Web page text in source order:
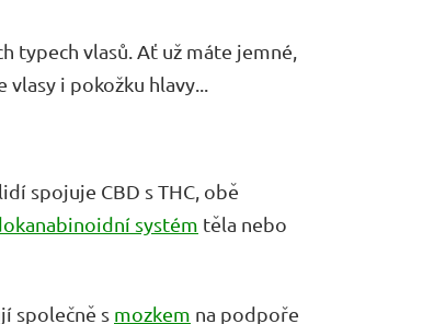
typech vlasů. Ať už máte jemné,
vlasy i pokožku hlavy...
spojuje CBD s THC, obě
systém těla nebo
společně s mozkem na podpoře